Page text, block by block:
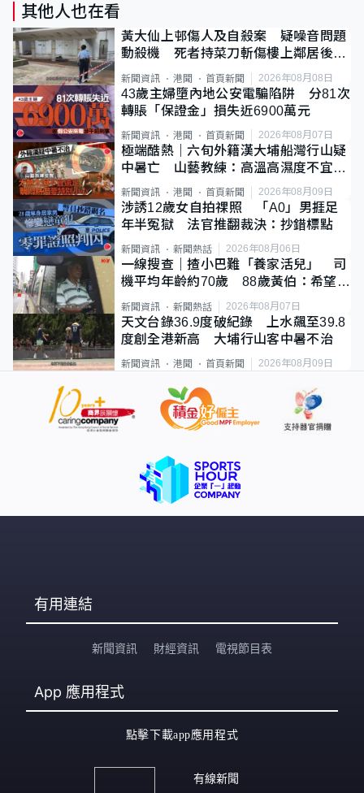
其他人也在看
黃大仙上邨傷人及自殺案 疑噪音問題
動殺機 死者持菜刀斬傷樓上鄰居後墮
新聞資訊 港聞 首頁新聞 2026年08月08日
43歲主婦墮內地公安電騙陷阱 分81次
轉賬「保證金」損失近6900萬元
新聞資訊 港聞 首頁新聞 2026年08月07日
極端酷熱｜六旬外籍漢大埔船灣行山疑
中暑亡 山藝教練：高溫高濕度不宜遠
足
新聞資訊 港聞 首頁新聞 2026年08月09日
涉誘12歲女自拍祼照 「A0」男捱足
年半冤獄 法官推翻裁決：抄錯標點
新聞資訊 新聞熱話 2026年08月06日
一線搜查｜揸小巴難「養家活兒」 司
機平均年齡約70歲 88歲黃伯：希望一
直揸落去
新聞資訊 新聞熱話 2026年08月07日
天文台錄36.9度破紀錄 上水飆至39.8
度創全港新高 大埔行山客中暑不治
新聞資訊 港聞 首頁新聞 2026年08月09日
有用連結
新聞資訊 財經資訊 電視節目表
App 應用程式
點擊下載app應用程式
有線新聞